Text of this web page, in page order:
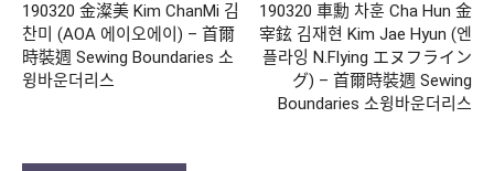
190320 金澯美 Kim ChanMi 김
찬미 (AOA 에이오에이) – 首爾
時裝週 Sewing Boundaries 소
윙바운더리스
190320 車勳 차훈 Cha Hun 金
宰鉉 김재현 Kim Jae Hyun (엔
플라잉 N.Flying エヌフライン
グ) – 首爾時裝週 Sewing
Boundaries 소윙바운더리스